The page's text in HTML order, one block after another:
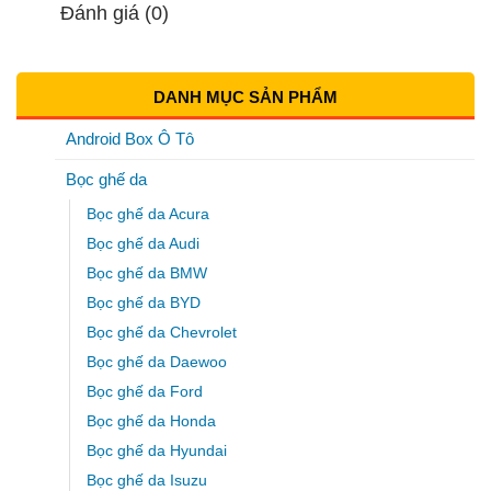
Đánh giá (0)
DANH MỤC SẢN PHẨM
Android Box Ô Tô
Bọc ghế da
Bọc ghế da Acura
Bọc ghế da Audi
Bọc ghế da BMW
Bọc ghế da BYD
Bọc ghế da Chevrolet
Bọc ghế da Daewoo
Bọc ghế da Ford
Bọc ghế da Honda
Bọc ghế da Hyundai
Bọc ghế da Isuzu